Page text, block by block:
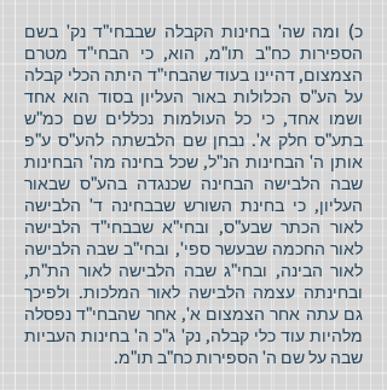
כ) ומה שה' בחינות הקבלה שבבחי"ד נק' בשם
הספירות כח"ב תו"מ, הוא, כי הבחי"ד מטרם
הצמצום, דהיינו בעוד שהבחי"ד היתה הכלי קבלה
על הע"ס הכלולות באור העליון בסוד הוא אחד
ושמו אחד, כי כל העולמות נכללים שם כמ"ש
בתע"ס חלק א'. נבחן שם הלבשתה להע"ס ע"פ
אותן ה' הבחינות הנ"ל, שכל בחינה מה' הבחינות
שבה הלבישה הבחינה שכנגדה בהע"ס שבאור
העליון, כי בחינת השורש שבבחינה ד' הלבישה
לאור הכתר שבע"ס, ובחי"א שבבחי"ד הלבישה
לאור החכמה שבעשר ספי', ובחי"ב שבה הלבישה
לאור הבינה, ובחי"ג שבה הלבישה לאור הת"ת,
ובחינתה עצמה הלבישה לאור המלכות. ולפיכך
גם עתה אחר הצמצום א', אחר שהבחי"ד נפסלה
מלהיות עוד כלי קבלה, נק' ג"כ ה' בחינות העביות
שבה על שם ה' הספירות כח"ב תו"מ.